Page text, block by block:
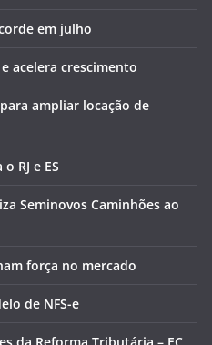
em julho
acelera crescimento
ampliar locação de
RJ e ES
Seminovos Caminhões ao
força no mercado
de NFS-e
da Reforma Tributária – EC